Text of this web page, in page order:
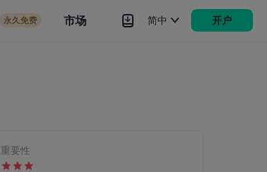
永久免费 市场 简中 开户
重要性